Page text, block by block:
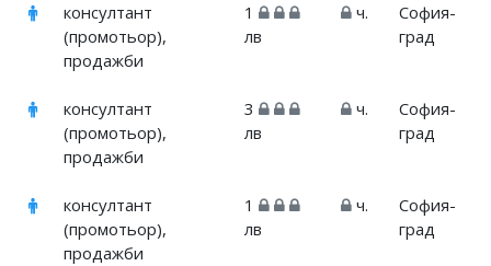
консултант
(промотьор),
продажби
1
лв
ч.
София-
град
консултант
(промотьор),
продажби
3
лв
ч.
София-
град
консултант
(промотьор),
продажби
1
лв
ч.
София-
град